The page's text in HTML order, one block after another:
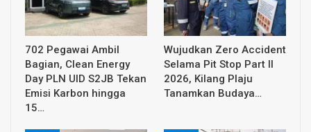
702 Pegawai Ambil
Bagian, Clean Energy
Day PLN UID S2JB Tekan
Emisi Karbon hingga
15…
Wujudkan Zero Accident
Selama Pit Stop Part II
2026, Kilang Plaju
Tanamkan Budaya…